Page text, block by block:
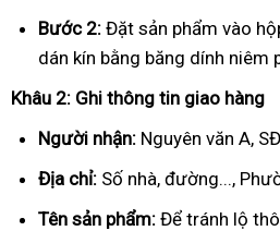
Bước 2: Đặt sản phẩm vào
dán kín bằng băng dính niêm
Khâu 2: Ghi thông tin giao hàng
Người nhận: Nguyên văn A,
Địa chỉ: Số nhà, đường...,
Tên sản phẩm: Để tránh lộ